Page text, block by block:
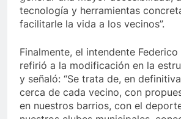
tecnología y herramientas
facilitarle la vida a los vecinos”.
Finalmente, el intendente
refirió a la modificación en la
y señaló: “Se trata de, en
cerca de cada vecino, con
en nuestros barrios, con el